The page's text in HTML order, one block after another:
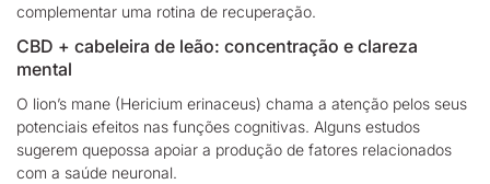
complementar uma rotina de recuperação.
CBD + cabeleira de leão: concentração e clareza
mental
O lion’s mane (Hericium erinaceus) chama a atenção pelos seus
potenciais efeitos nas funções cognitivas. Alguns estudos
sugerem quepossa apoiar a produção de fatores relacionados
com a saúde neuronal.